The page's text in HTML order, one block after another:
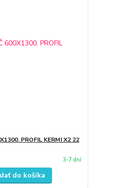
PROFIL KERMI X2 22
3-7 dní
do košíka